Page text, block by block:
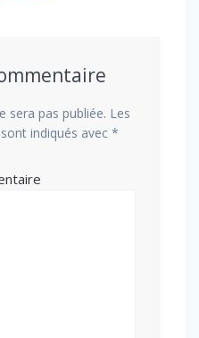
sera pas publiée. Les
indiqués avec *